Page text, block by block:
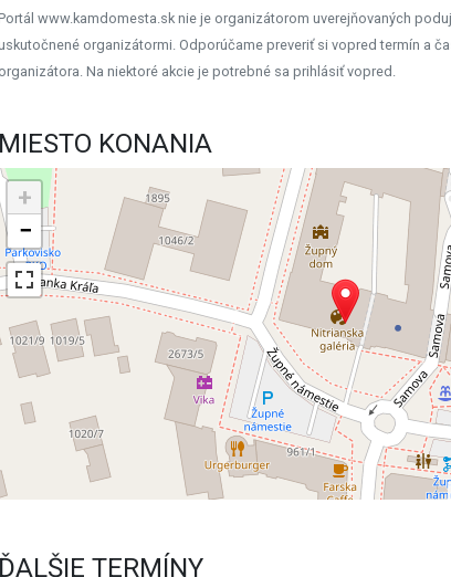
www.kamdomesta.sk nie je organizátorom uverejňovaných
organizátormi. Odporúčame preveriť si vopred termín a
organizátora. Na niektoré akcie je potrebné sa prihlásiť vopred.
MIESTO KONANIA
+
−
ĎALŠIE TERMÍNY